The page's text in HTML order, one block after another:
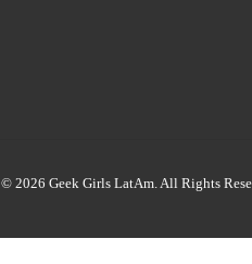
© 2026 Geek Girls LatAm. All Rights